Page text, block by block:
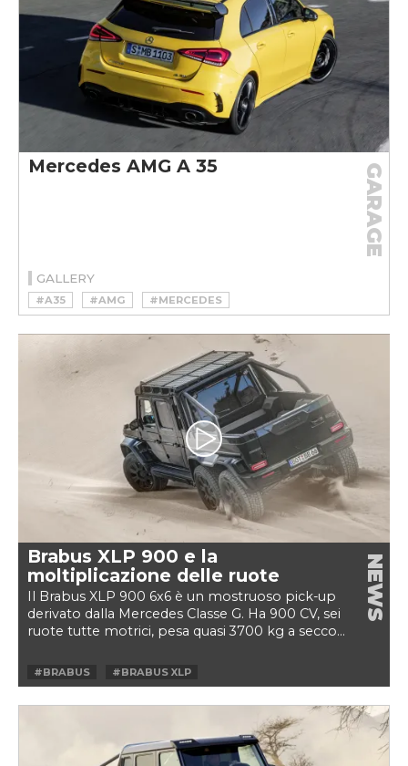
Mercedes AMG A 35 GARAGE
GALLERY
#A35 #AMG #MERCEDES
Brabus XLP 900 e la
moltiplicazione delle ruote
Il Brabus XLP 900 6x6 è un mostruoso pick-up
derivato dalla Mercedes Classe G. Ha 900 CV, sei
ruote tutte motrici, pesa quasi 3700 kg a secco...
NEWS
#BRABUS
#BRABUS XLP
#MERCEDES CLASSE G